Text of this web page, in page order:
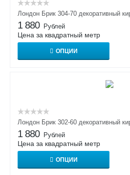
Лондон Брик 304-70 декоративный
1 880 Рублей
Цена за квадратный метр
ОПЦИИ
Лондон Брик 302-60 декоративный
1 880 Рублей
Цена за квадратный метр
ОПЦИИ